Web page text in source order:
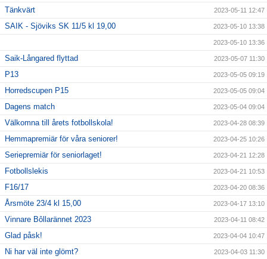
Tänkvärt 2023-05-11 12:47
SAIK - Sjöviks SK 11/5 kl 19,00 2023-05-10 13:38
2023-05-10 13:36
Saik-Långared flyttad 2023-05-07 11:30
P13 2023-05-05 09:19
Horredscupen P15 2023-05-05 09:04
Dagens match 2023-05-04 09:04
Välkomna till årets fotbollskola! 2023-04-28 08:39
Hemmapremiär för våra seniorer! 2023-04-25 10:26
Seriepremiär för seniorlaget! 2023-04-21 12:28
Fotbollslekis 2023-04-21 10:53
F16/17 2023-04-20 08:36
Årsmöte 23/4 kl 15,00 2023-04-17 13:10
Vinnare Bôllarännet 2023 2023-04-11 08:42
Glad påsk! 2023-04-04 10:47
Ni har väl inte glömt? 2023-04-03 11:30